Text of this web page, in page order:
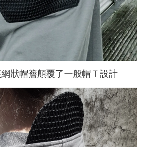
狀帽簷顛覆了一般帽Ｔ設計